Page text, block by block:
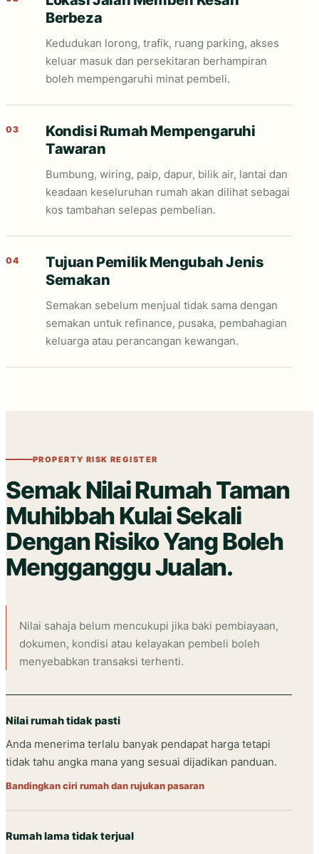
Berbeza
Kedudukan lorong, trafik, ruang parking, akses
keluar masuk dan persekitaran berhampiran
boleh mempengaruhi minat pembeli.
03
Kondisi Rumah Mempengaruhi
Tawaran
Bumbung, wiring, paip, dapur, bilik air, lantai dan
keadaan keseluruhan rumah akan dilihat sebagai
kos tambahan selepas pembelian.
04
Tujuan Pemilik Mengubah Jenis
Semakan
Semakan sebelum menjual tidak sama dengan
semakan untuk refinance, pusaka, pembahagian
keluarga atau perancangan kewangan.
PROPERTY RISK REGISTER
Semak Nilai Rumah Taman
Muhibbah Kulai Sekali
Dengan Risiko Yang Boleh
Mengganggu Jualan.
Nilai sahaja belum mencukupi jika baki pembiayaan,
dokumen, kondisi atau kelayakan pembeli boleh
menyebabkan transaksi terhenti.
Nilai rumah tidak pasti
Anda menerima terlalu banyak pendapat harga tetapi
tidak tahu angka mana yang sesuai dijadikan panduan.
Bandingkan ciri rumah dan rujukan pasaran
Rumah lama tidak terjual